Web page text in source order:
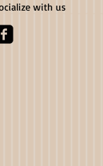
with us